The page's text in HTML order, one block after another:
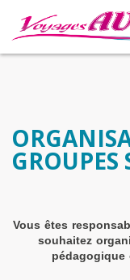
GROUPES
Vous êtes
souhaitez